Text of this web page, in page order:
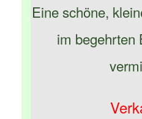
Eine schöne,
im begehrten